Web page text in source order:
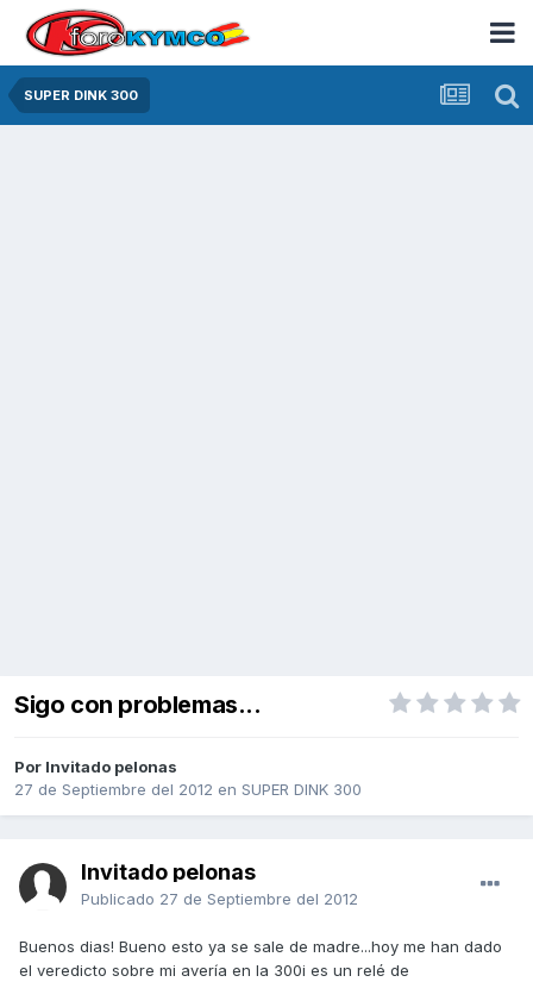
SUPER DINK 300
Sigo con problemas...
Por Invitado pelonas
27 de Septiembre del 2012 en SUPER DINK 300
Invitado pelonas
Publicado 27 de Septiembre del 2012
Buenos dias! Bueno esto ya se sale de madre...hoy me han dado
el veredicto sobre mi avería en la 300i es un relé de